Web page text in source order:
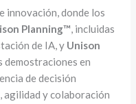
innovación, donde los
Planning™, incluidas
de IA, y Unison
demostraciones en
de decisión
agilidad y colaboración